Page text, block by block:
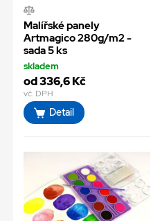
Malířské panely
Artmagico 280g/m2 -
sada 5 ks
skladem
od 336,6 Kč
vč. DPH
Detail